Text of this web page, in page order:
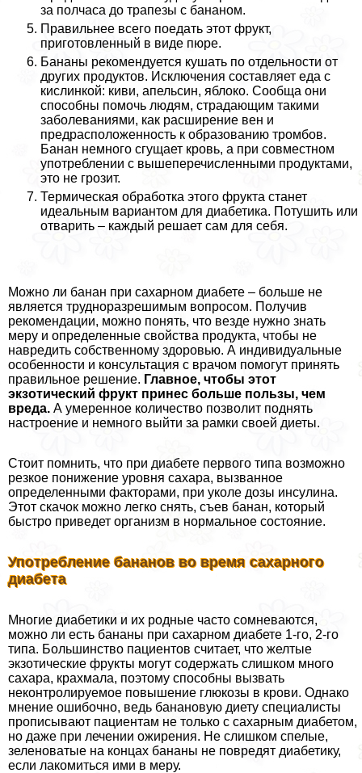
за полчаса до трапезы с бананом.
Правильнее всего поедать этот фрукт,
приготовленный в виде пюре.
Бананы рекомендуется кушать по отдельности от
других продуктов. Исключения составляет еда с
кислинкой: киви, апельсин, яблоко. Сообща они
способны помочь людям, страдающим такими
заболеваниями, как расширение вен и
предрасположенность к образованию тромбов.
Банан немного сгущает кровь, а при совместном
употрeблении с вышеперечисленными продуктами,
это не грозит.
Термическая обработка этого фрукта станет
идеальным вариантом для диабетика. Потушить или
отварить – каждый решает сам для себя.
Можно ли банан при сахарном диабете – больше не
является трудноразрешимым вопросом. Получив
рекомендации, можно понять, что везде нужно знать
меру и определенные свойства продукта, чтобы не
навредить собственному здоровью. А индивидуальные
особенности и консультация с врачом помогут принять
правильное решение. Главное, чтобы этот
экзотический фрукт принес больше пользы, чем
вреда. А умеренное количество позволит поднять
настроение и немного выйти за рамки своей диеты.
Стоит помнить, что при диабете первого типа возможно
резкое понижение уровня сахара, вызванное
определенными факторами, при уколе дозы инсулина.
Этот скачок можно легко снять, съев банан, который
быстро приведет организм в нормальное состояние.
Употрeбление бананов во время сахарного
диабета
Многие диабетики и их родные часто сомневаются,
можно ли есть бананы при сахарном диабете 1-го, 2-го
типа. Большинство пациентов считает, что желтые
экзотические фрукты могут содержать слишком много
сахара, крахмала, поэтому способны вызвать
неконтролируемое повышение глюкозы в крови. Однако
мнение ошибочно, ведь банановую диету специалисты
прописывают пациентам не только с сахарным диабетом,
но даже при лечении ожирения. Не слишком спелые,
зеленоватые на концах бананы не повредят диабетику,
если лакомиться ими в меру.